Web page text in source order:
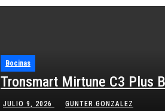
Bocinas
Tronsmart Mirtune C3 Plus
JULIO 9, 2026 GUNTER.GONZALEZ